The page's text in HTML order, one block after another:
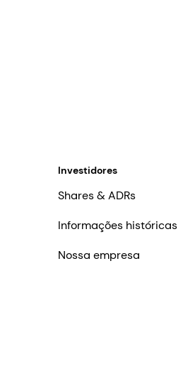
Investidores
Shares & ADRs
Informações históricas
Nossa empresa